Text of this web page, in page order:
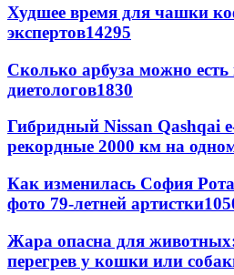
Худшее время для чашки
экспертов14295
Сколько арбуза можно
диетологов1830
Гибридный Nissan Qashqai
рекордные 2000 км на
Как изменилась София
фото 79-летней артистки
Жара опасна для
перегрев у кошки или